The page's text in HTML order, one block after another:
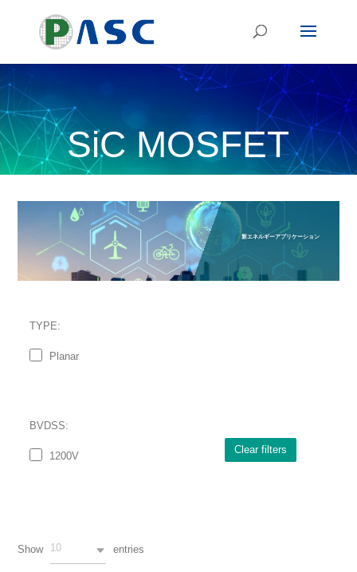
SiCMOSFET
新エネルギーアプリケーション
TYPE:
Planar
BVDSS:
1200V
Clear filters
Show 10 entries